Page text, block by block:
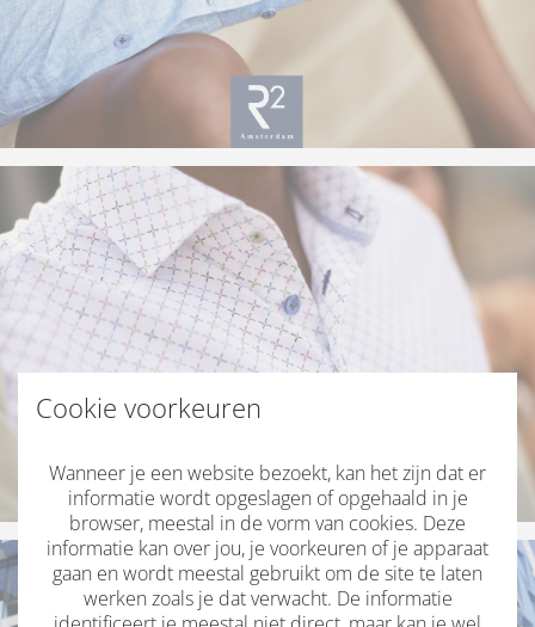
Cookie voorkeuren
Wanneer je een website bezoekt, kan het zijn dat er
informatie wordt opgeslagen of opgehaald in je
browser, meestal in de vorm van cookies. Deze
informatie kan over jou, je voorkeuren of je apparaat
gaan en wordt meestal gebruikt om de site te laten
werken zoals je dat verwacht. De informatie